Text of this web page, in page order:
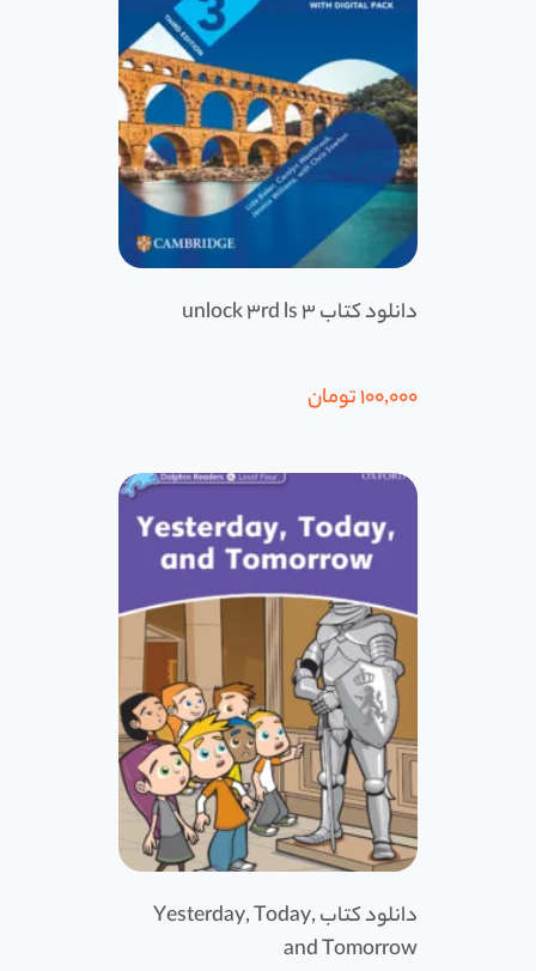
دانلود کتاب 3 unlock 3rd ls
100,000تومان
دانلود کتاب Yesterday, Today,
and Tomorrow